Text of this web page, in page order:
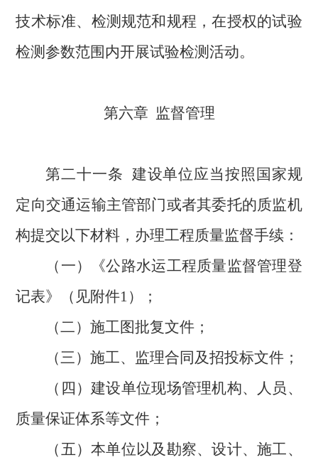
技术标准、检测规范和规程，在授权的试验
检测参数范围内开展试验检测活动。
第六章 监督管理
第二十一条 建设单位应当按照国家规
定向交通运输主管部门或者其委托的质监机
构提交以下材料，办理工程质量监督手续：
（一）《公路水运工程质量监督管理登
记表》（见附件1）；
（二）施工图批复文件；
（三）施工、监理合同及招投标文件；
（四）建设单位现场管理机构、人员、
质量保证体系等文件；
（五）本单位以及勘察、设计、施工、